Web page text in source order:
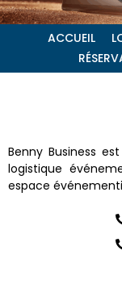
ACCUEIL
Benny Business
logistique
espace